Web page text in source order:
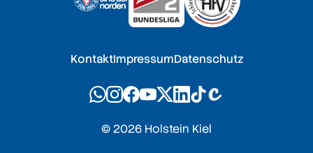
© 2026 Holstein Kiel
KontaktImpressumDatenschutz